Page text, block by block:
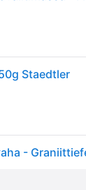
Staedtler